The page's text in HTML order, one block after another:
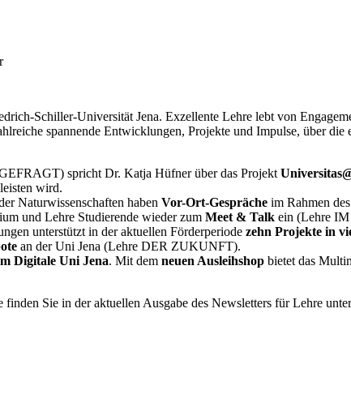
Schiller-Universität Jena. Exzellente Lehre lebt von
spannende Entwicklungen, Projekte und Impulse, über
spricht Dr. Katja Hüfner über das Projekt
wird.
Naturwissenschaften haben Vor-Ort-Gespräche im Rahmen
und Lehre Studierende wieder zum Meet & Talk ein (Lehre
unterstützt in der aktuellen Förderperiode zehn Projekte in
an der Uni Jena (Lehre DER ZUKUNFT).
Digitale Uni Jena. Mit dem neuen Ausleihshop bietet das
finden Sie in der aktuellen Ausgabe des Newsletters für Lehre